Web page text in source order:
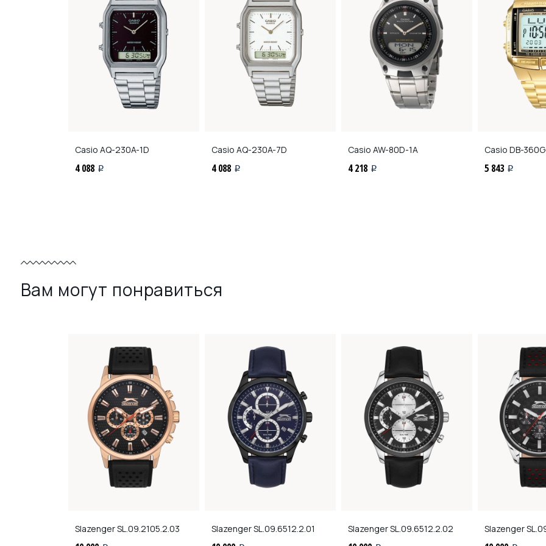
Casio AQ-230A-1D
4 088 i
Casio AQ-230A-7D
4 088 i
Casio AW-80D-1A
4 218 i
Casio DB-
5 843 i
Вам могут понравиться
SlazengerSL.09.2105.2.03 SlazengerSL.09.6512.2.01 SlazengerSL.09.6512.2.02 Slazenger